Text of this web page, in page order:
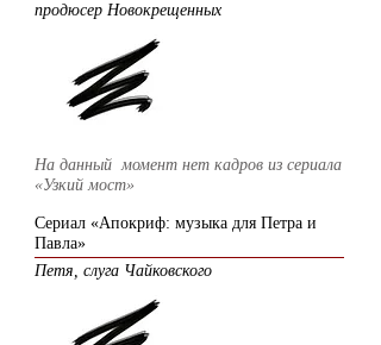
продюсер Новокрещенных
На данный момент нет кадров из сериала
«Узкий мост»
Сериал «Апокриф: музыка для Петра и
Павла»
Петя, слуга Чайковского